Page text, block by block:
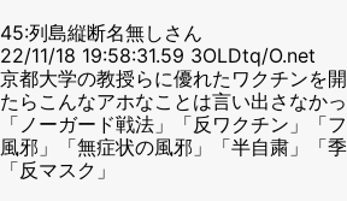
45:列島縦断名無しさん
22/11/18 19:58:31.59 3OLDtq/O.net
京都大学の教授らに優れたワクチンを
たらこんなアホなことは言い出さなか
「ノーガード戦法」「反ワクチン」「
風邪」「無症状の風邪」「半自粛」「
「反マスク」